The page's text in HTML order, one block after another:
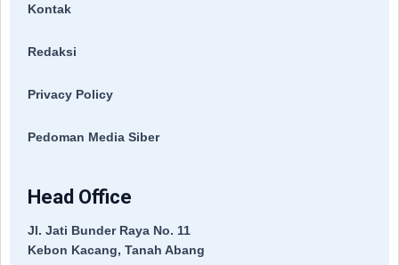
Kontak
Redaksi
Privacy Policy
Pedoman Media Siber
Head Office
Jl. Jati Bunder Raya No. 11
Kebon Kacang, Tanah Abang